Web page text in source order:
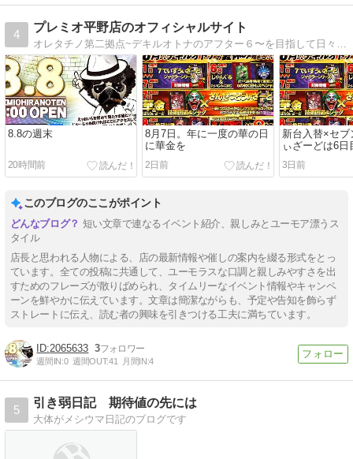
4
プレミオ平野店のオフィシャルサイト
オレタチノ第二拠点~デキルオトナのアフター６〜を目指して日々営業中。
8.8の週末
20時間前
8月7日。年に一度の華の日
に華金を
2日前
新台入替×セブ
ぃざーどは6日
3日前
このブログのここがポイント
短い文章で連なるイベント紹介、親しみとユーモア漂うス
タイル
店長と思われる人物による、店の最新情報や催しの案内を綴る形式をとっ
ています。全ての投稿に共通して、ユーモラスな口調と親しみやすさを出
すためのフレーズが散りばめられ、タイムリーなイベント情報やキャンペ
ーンを鮮やかに伝えています。文章は簡潔ながらも、予定や告知を飾らず
ストレートに伝え、読む者の興味を引きつける工夫に満ちています。
2065633 3
週間IN:0 週間OUT:41 月間IN:4
5
引き弱日記 期待値の先には
大体がメシウマ日記のブログです